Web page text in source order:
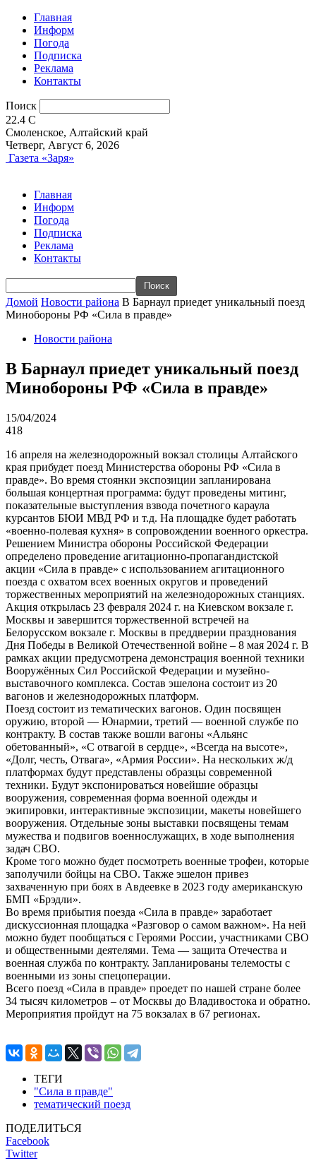
Главная
Информ
Погода
Подписка
Реклама
Контакты
Поиск
22.4 C
Смоленское, Алтайский край
Четверг, Август 6, 2026
Газета «Заря»
Главная
Информ
Погода
Подписка
Реклама
Контакты
Домой Новости района В Барнаул приедет уникальный поезд
Минобороны РФ «Сила в правде»
Новости района
В Барнаул приедет уникальный поезд
Минобороны РФ «Сила в правде»
15/04/2024
418
16 апреля на железнодорожный вокзал столицы Алтайского
края прибудет поезд Министерства обороны РФ «Сила в
правде». Во время стоянки экспозиции запланирована
большая концертная программа: будут проведены митинг,
показательные выступления взвода почетного караула
курсантов БЮИ МВД РФ и т.д. На площадке будет работать
«военно-полевая кухня» в сопровождении военного оркестра.
Решением Министра обороны Российской Федерации
определено проведение агитационно-пропагандистской
акции «Сила в правде» с использованием агитационного
поезда с охватом всех военных округов и проведений
торжественных мероприятий на железнодорожных станциях.
Акция открылась 23 февраля 2024 г. на Киевском вокзале г.
Москвы и завершится торжественной встречей на
Белорусском вокзале г. Москвы в преддверии празднования
Дня Победы в Великой Отечественной войне – 8 мая 2024 г. В
рамках акции предусмотрена демонстрация военной техники
Вооружённых Сил Российской Федерации и музейно-
выставочного комплекса. Состав эшелона состоит из 20
вагонов и железнодорожных платформ.
Поезд состоит из тематических вагонов. Один посвящен
оружию, второй — Юнармии, третий — военной службе по
контракту. В состав также вошли вагоны «Альянс
обетованный», «С отвагой в сердце», «Всегда на высоте»,
«Долг, честь, Отвага», «Армия России». На нескольких ж/д
платформах будут представлены образцы современной
техники. Будут экспонироваться новейшие образцы
вооружения, современная форма военной одежды и
экипировки, интерактивные экспозиции, макеты новейшего
вооружения. Отдельные зоны выставки посвящены темам
мужества и подвигов военнослужащих, в ходе выполнения
задач СВО.
Кроме того можно будет посмотреть военные трофеи, которые
заполучили бойцы на СВО. Также эшелон привез
захваченную при боях в Авдеевке в 2023 году американскую
БМП «Брэдли».
Во время прибытия поезда «Сила в правде» заработает
дискуссионная площадка «Разговор о самом важном». На ней
можно будет пообщаться с Героями России, участниками СВО
и общественными деятелями. Тема — защита Отечества и
военная служба по контракту. Запланированы телемосты с
военными из зоны спецоперации.
Всего поезд «Сила в правде» проедет по нашей стране более
34 тысяч километров – от Москвы до Владивостока и обратно.
Мероприятия пройдут на 75 вокзалах в 67 регионах.
ТЕГИ
"Сила в правде"
тематический поезд
ПОДЕЛИТЬСЯ
Facebook
Twitter